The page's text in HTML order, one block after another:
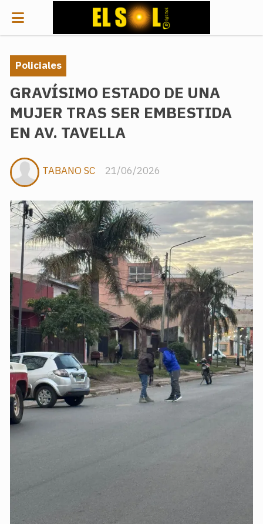
GRAVÍSIMO ESTADO DE UNA
MUJER TRAS SER EMBESTIDA
EN AV. TAVELLA
Policiales
21/06/2026
TABANO SC